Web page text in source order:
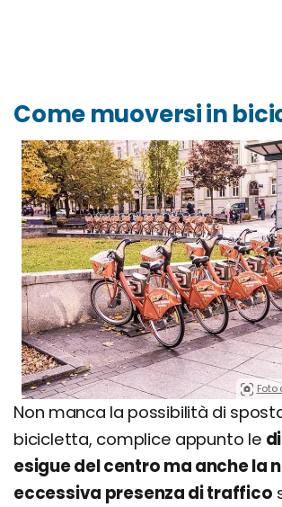
Come muoversi in
Foto
Non manca la possibilità di
bicicletta, complice appunto le
esigue del centro ma anche la
eccessiva presenza di traffico